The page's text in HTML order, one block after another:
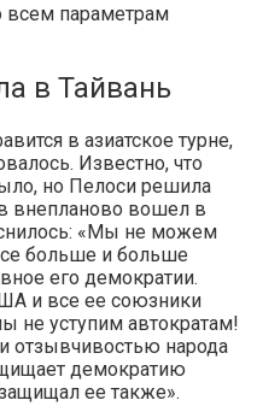
всем параметрам
в Тайвань
в азиатское турне,
Известно, что
но Пелоси решила
внепланово вошел в
«Мы не можем
больше и больше
его демократии.
и все ее союзники
не уступим автократам!
отзывчивостью народа
демократию
ее также».